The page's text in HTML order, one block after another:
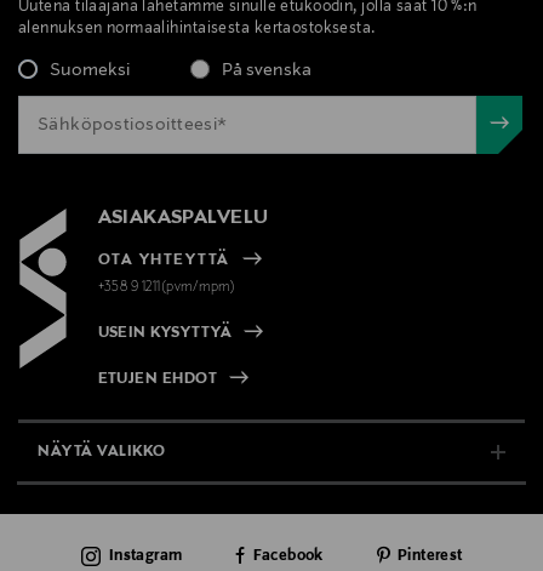
Uutena tilaajana lähetämme sinulle etukoodin, jolla saat 10 %:n
alennuksen normaalihintaisesta kertaostoksesta.
Suomeksi På svenska
ASIAKASPALVELU
OTA YHTEYTTÄ
+358 9 1211(pvm/mpm)
USEIN KYSYTTYÄ
ETUJEN EHDOT
NÄYTÄ VALIKKO
AJANKOHTAISTA
Instagram Facebook Pinterest